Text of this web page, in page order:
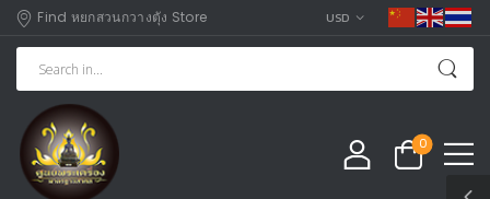
Find หยกสวนกวางตุัง Store USD
0